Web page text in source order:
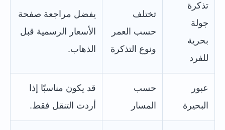
تذكرة
جولة
بحرية
للفرد
تختلف
حسب العمر
ونوع التذكرة
يفضل مراجعة صفحة
الأسعار الرسمية قبل
الذهاب.
عبور
البحيرة
حسب
المسار
قد يكون مناسبًا إذا
أردت التنقل فقط.